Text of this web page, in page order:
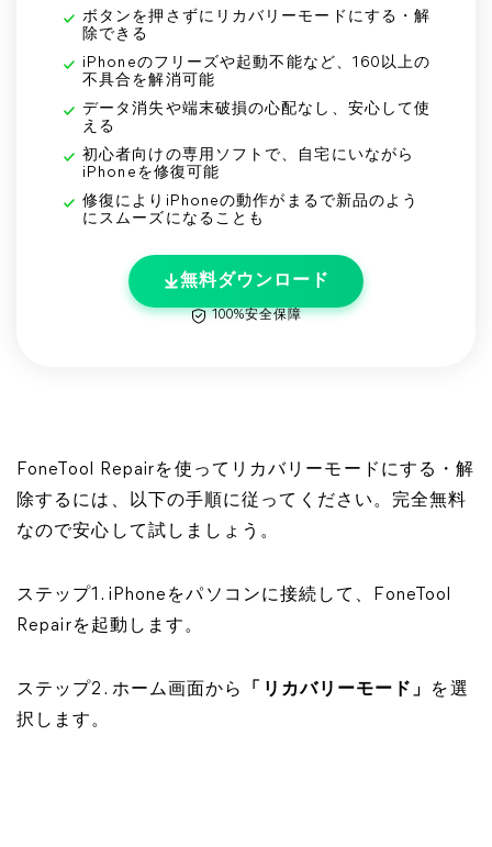
ボタンを押さずにリカバリーモードにする・解
除できる
iPhoneのフリーズや起動不能など、160以上の
不具合を解消可能
データ消失や端末破損の心配なし、安心して使
える
初心者向けの専用ソフトで、自宅にいながら
iPhoneを修復可能
修復によりiPhoneの動作がまるで新品のよう
にスムーズになることも
無料ダウンロード
100%安全保障
FoneTool Repairを使ってリカバリーモードにする・解
除するには、以下の手順に従ってください。完全無料
なので安心して試しましょう。
ステップ1. iPhoneをパソコンに接続して、FoneTool
Repairを起動します。
ステップ2. ホーム画面から 「リカバリーモード」 を選
択します。